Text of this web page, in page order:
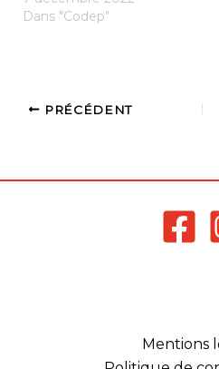
Dans "Codep"
PRÉCÉDENT
Mentions